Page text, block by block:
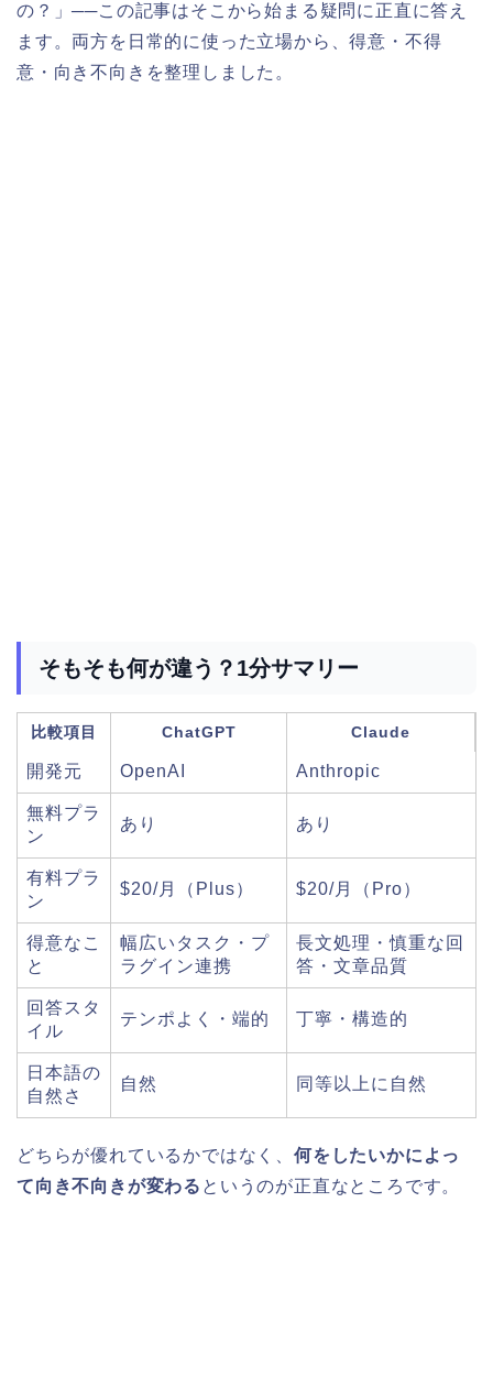
の？」──この記事はそこから始まる疑問に正直に答え
ます。両方を日常的に使った立場から、得意・不得
意・向き不向きを整理しました。
そもそも何が違う？1分サマリー
比較項目 ChatGPT Claude
開発元 OpenAI Anthropic
無料プラ
ン
あり あり
有料プラ
ン
$20/月（Plus） $20/月（Pro）
得意なこ
と
幅広いタスク・プ
ラグイン連携
長文処理・慎重な回
答・文章品質
回答スタ
イル
テンポよく・端的 丁寧・構造的
日本語の
自然さ
自然 同等以上に自然
どちらが優れているかではなく、 何をしたいかによっ
て向き不向きが変わる というのが正直なところです。